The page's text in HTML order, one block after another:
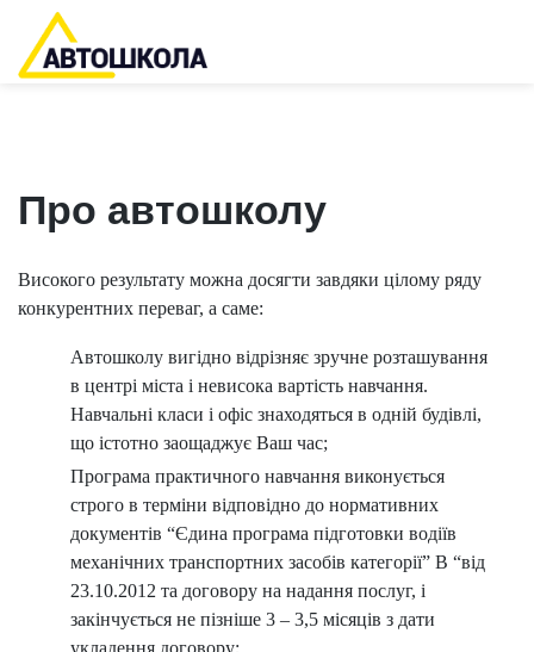
Про автошколу
Високого результату можна досягти завдяки цілому ряду
конкурентних переваг, а саме:
Автошколу вигідно відрізняє зручне розташування
в центрі міста і невисока вартість навчання.
Навчальні класи і офіс знаходяться в одній будівлі,
що істотно заощаджує Ваш час;
Програма практичного навчання виконується
строго в терміни відповідно до нормативних
документів “Єдина програма підготовки водіїв
механічних транспортних засобів категорії” В “від
23.10.2012 та договору на надання послуг, і
закінчується не пізніше 3 – 3,5 місяців з дати
укладення договору;